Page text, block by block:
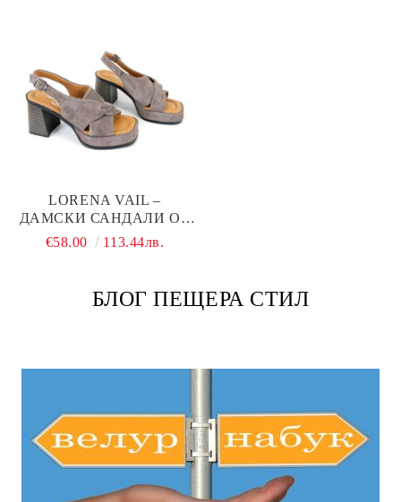
LORENA VAIL –
ДАМСКИ САНДАЛИ ОТ
ЕСТЕСТВЕН ВЕЛУР ВЪВ
€58.00 113.44лв.
БЛОГ ПЕЩЕРА СТИЛ